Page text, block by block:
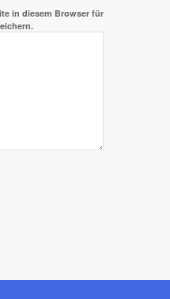
in diesem Browser für